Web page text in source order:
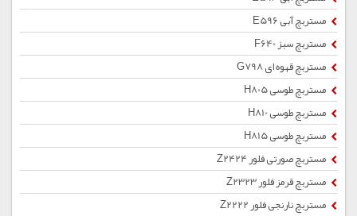
مستربچ آبی E596
مستربچ سبز F640
مستربچ قهوه ای G798
مستربچ طوسی H805
مستربچ طوسی H810
مستربچ طوسی H815
مستربچ صورتی فلور Z2424
مستربچ قرمز فلور Z2323
مستربچ نارنجی فلور Z2222